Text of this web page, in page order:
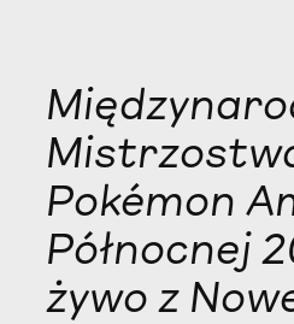
Pokémon
Północnej
żywo z